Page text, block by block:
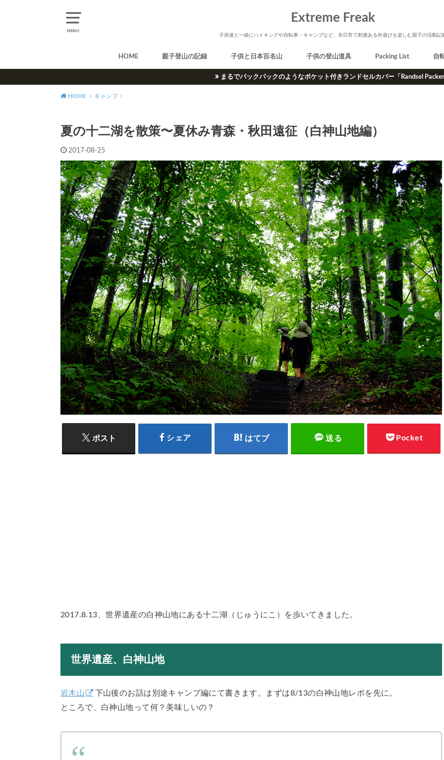
MENU
Extreme Freak
子供達と一緒にハイキングや自転車・キャンプなど、非日常で刺激ある外遊びを楽しむ親子の活動記
HOME 親子登山の記録 子供と日本百名山 子供の登山道具 Packing List 自
まるでバックパックのようなポケット付きランドセルカバー「Randsel Packer
HOME キャンプ
夏の十二湖を散策〜夏休み青森・秋田遠征（白神山地編）
2017-08-25
ポスト シェア はてブ 送る Pocket
2017.8.13、世界遺産の白神山地にある十二湖（じゅうにこ）を歩いてきました。
世界遺産、白神山地
岩木山
下山後のお話は別途キャンプ編にて書きます。まずは8/13の白神山地レポを先に。
ところで、白神山地って何？美味しいの？